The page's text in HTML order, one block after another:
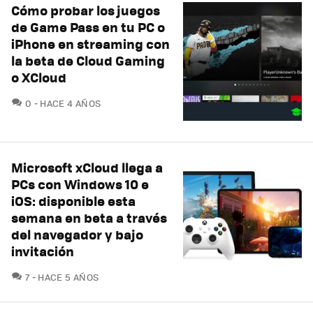
Cómo probar los juegos
de Game Pass en tu PC o
iPhone en streaming con
la beta de Cloud Gaming
o XCloud
0 COMENTARIOS
HACE 4 AÑOS
Microsoft xCloud llega a
PCs con Windows 10 e
iOS: disponible esta
semana en beta a través
del navegador y bajo
invitación
7COMENTARIOS
HACE 5 AÑOS